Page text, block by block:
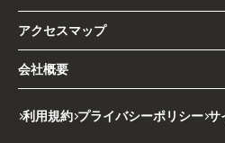
アクセスマップ
会社概要
利用規約 プライバシーポリシー サ